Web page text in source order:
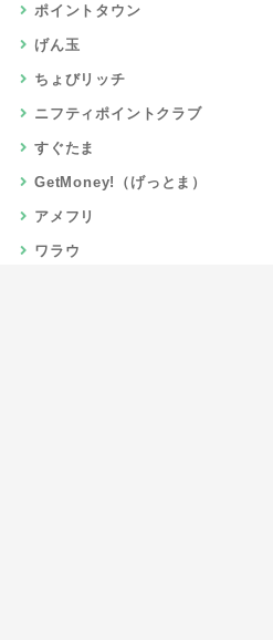
ポイントタウン
げん玉
ちょびリッチ
ニフティポイントクラブ
すぐたま
GetMoney!（げっとま）
アメフリ
ワラウ